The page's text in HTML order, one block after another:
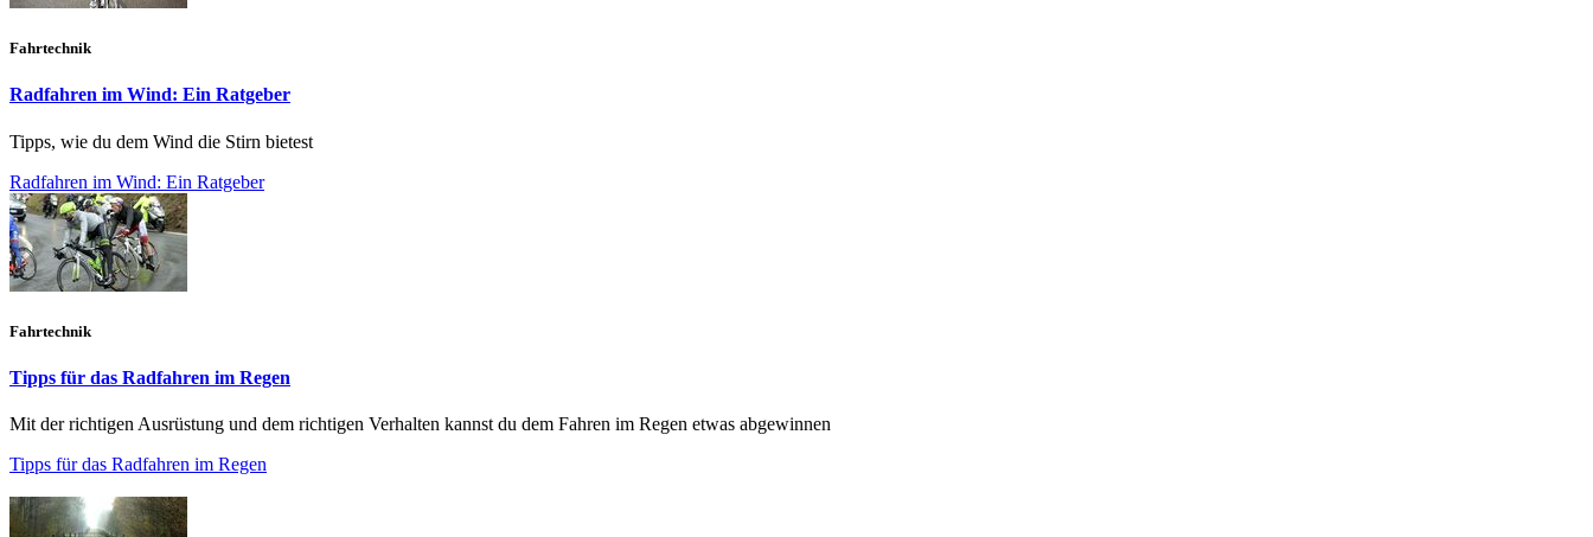
Fahrtechnik
Radfahren im Wind: Ein Ratgeber
Tipps, wie du dem Wind die Stirn bietest
Radfahren im Wind: Ein Ratgeber
Fahrtechnik
Tipps für das Radfahren im Regen
Mit der richtigen Ausrüstung und dem richtigen Verhalten kannst du dem Fahren im Regen etwas abgewinnen
Tipps für das Radfahren im Regen